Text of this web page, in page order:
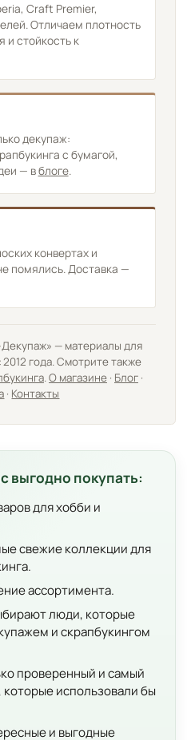
Craft Premier,
Отличаем плотность
и стойкость к
декупаж:
с бумагой,
— вблоге.
конвертах и
помялись. Доставка —
— материалы для
года. Смотрите также
.О магазине· Блог·
· Контакты
выгодно покупать:
для хобби и
свежие коллекции для
ассортимента.
люди, которые
и скрапбукингом
проверенный и самый
которые использовали бы
и выгодные